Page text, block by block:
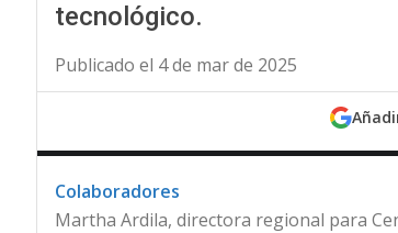
tecnológico.
Publicado el 4 de mar de 2025
Colaboradores
Martha Ardila, directora regional para